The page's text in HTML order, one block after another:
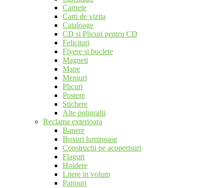
Carnete
Carti de vizita
Cataloage
CD si Plicuri pentru CD
Felicitari
Flyere si buclete
Magneti
Mape
Meniuri
Plicuri
Postere
Stichere
Alte poligrafii
Reclama exterioara
Banere
Boxuri luminoase
Constructii pe acoperisuri
Flaguri
Holdere
Litere in volum
Panouri